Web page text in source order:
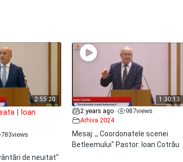
2:55:20
| Ioan
783views
de neuitat"
1:30:13
2 years ago • 987views
Arhiva 2024
Mesaj: ,, Coordonatele scenei
Betleemului" Pastor: Ioan Cotrău